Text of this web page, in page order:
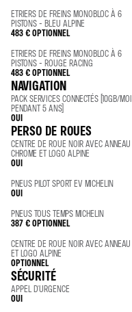
ETRIERS DE FREINS MONOBLOC À 6
PISTONS - BLEU ALPINE
483 €OPTIONNEL
ETRIERS DE FREINS MONOBLOC À 6
PISTONS - ROUGE RACING
483 €OPTIONNEL
NAVIGATION
PACK SERVICES CONNECTÉS (10GB/
PENDANT 5 ANS)
OUI
PERSO DE ROUES
CENTRE DE ROUE NOIR AVEC ANNEAU
CHROME ET LOGO ALPINE
OUI
PNEUS PILOT SPORT EV MICHELIN
OUI
PNEUS TOUS TEMPS MICHELIN
387 €OPTIONNEL
CENTRE DE ROUE NOIR AVEC
ET LOGO ALPINE
OPTIONNEL
SÉCURITÉ
APPEL D'URGENCE
OUI